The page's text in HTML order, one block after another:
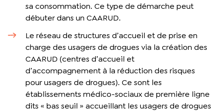
sa consommation. Ce type de démarche peut
débuter dans un CAARUD.
Le réseau de structures d’accueil et de prise en
charge des usagers de drogues via la création des
CAARUD (centres d’accueil et
d’accompagnement à la réduction des risques
pour usagers de drogues). Ce sont les
établissements médico-sociaux de première ligne
dits « bas seuil » accueillant les usagers de drogues